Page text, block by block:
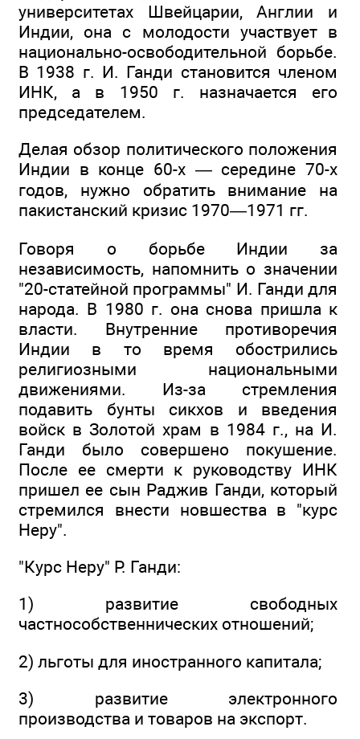
университетах Швейцарии, Англии и
Индии, она с молодости участвует в
национально-освободительной борьбе.
В 1938 г. И. Ганди становится членом
ИНК, а в 1950 г. назначается его
председателем.
Делая обзор политического положения
Индии в конце 60-х — середине 70-х
годов, нужно обратить внимание на
пакистанский кризис 1970—1971 гг.
Говоря о борьбе Индии за
независимость, напомнить о значении
"20-статейной программы" И. Ганди для
народа. В 1980 г. она снова пришла к
власти. Внутренние противоречия
Индии в то время обострились
религиозными национальными
движениями. Из-за стремления
подавить бунты сикхов и введения
войск в Золотой храм в 1984 г., на И.
Ганди было совершено покушение.
После ее смерти к руководству ИНК
пришел ее сын Раджив Ганди, который
стремился внести новшества в "курс
Неру".
"Курс Неру" Р. Ганди:
1) развитие свободных
частнособственнических отношений;
2) льготы для иностранного капитала;
3) развитие электронного
производства и товаров на экспорт.